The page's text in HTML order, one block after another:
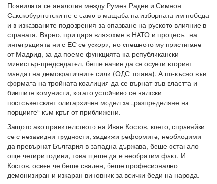
Появилата се аналогия между Румен Радев и Симеон
Сакскобургготски не е само в мащаба на изборната им победа
и в изказваните подозрения за опазване на руското влияние в
страната. Вярно, при царя влязохме в НАТО и процесът на
интеграцията ни с ЕС се ускори, но спешното му пристигане
от Мадрид, за да поеме функцията на републикански
министър-председател, беше начин да се осуети вторият
мандат на демократичните сили (ОДС тогава). А по-късно във
формата на тройната коалиция да се върнат във властта и
бившите комунисти, когато устойчиво се наложи
постсъветският олигархичен модел за „разпределяне на
порциите“ към кръг от приближени.
Защото ако правителството на Иван Костов, което, справяйки
се с незавидни трудности, задвижи реформите, необходими
да превърнат България в западна държава, беше останало
още четири години, това щеше да е необратим факт. И
Костов, освен че беше свален, беше професионално
демонизиран и изкаран виновник за всички беди на народа.